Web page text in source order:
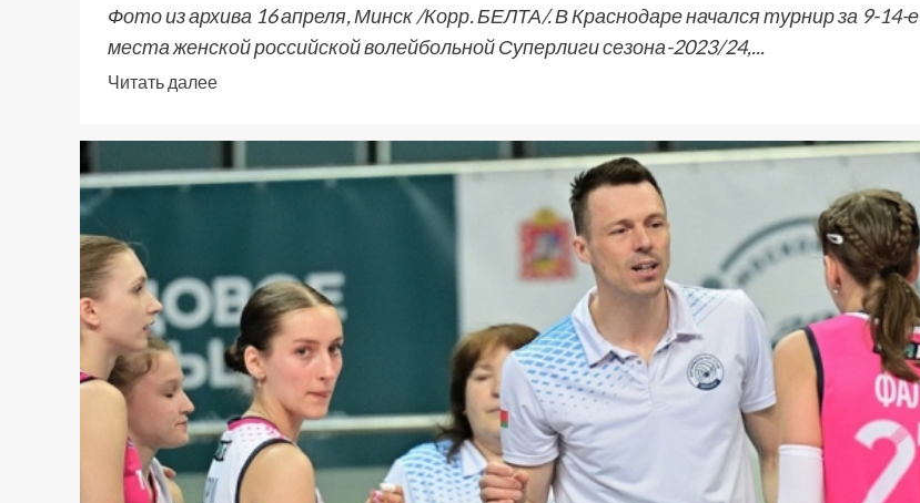
Фото из архива 16 апреля, Минск /Корр. БЕЛТА/. В Краснодаре начался турнир за 9-14-е
места женской российской волейбольной Суперлиги сезона-2023/24,...
Читать далее